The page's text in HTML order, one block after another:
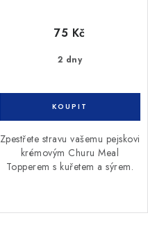
2 dny
75 Kč
Zpestřete stravu vašemu pejskovi
krémovým Churu Meal
Topperem s kuřetem a sýrem.